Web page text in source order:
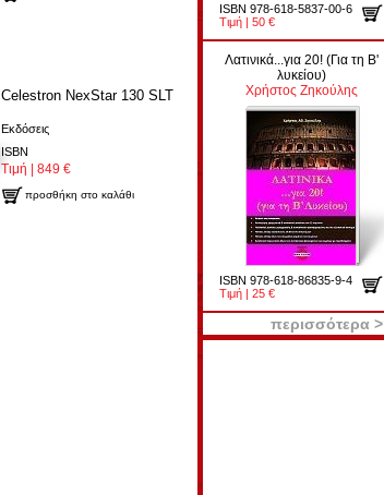
Celestron NexStar 130 SLT
Εκδόσεις
ISBN
Τιμή | 849 €
προσθήκη στο καλάθι
ISBN 978-618-5837-00-6
Τιμή | 50 €
Λατινικά...για 20! (Για τη Β'
λυκείου)
Χρήστος Ζηκούλης
ISBN 978-618-86835-9-4
Τιμή | 25 €
περισσότερα >